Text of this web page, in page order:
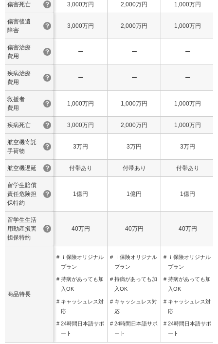
傷害死亡 3,000万円 2,000万円 1,000万円
傷害後遺
障害
3,000万円 2,000万円 1,000万円
傷害治療
費用
ー ー ー
疾病治療
費用
ー ー ー
救援者
費用
1,000万円 1,000万円 1,000万円
疾病死亡 3,000万円 2,000万円 1,000万円
航空機寄託
手荷物
3万円 3万円 3万円
航空機遅延 付帯あり 付帯あり 付帯あり
留学生賠償
責任危険担
保特約
1億円 1億円 1億円
留学生生活
用動産損害
担保特約
40万円 40万円 40万円
商品特長
# ｉ保険オリジナル
プラン
# 持病があっても加
入OK
# キャッシュレス対
応
# 24時間日本語サポ
ート
# ｉ保険オリジナル
プラン
# 持病があっても加
入OK
# キャッシュレス対
応
# 24時間日本語サポ
ート
# ｉ保険オリジナル
プラン
# 持病があっても加
入OK
# キャッシュレス対
応
# 24時間日本語サポ
ート